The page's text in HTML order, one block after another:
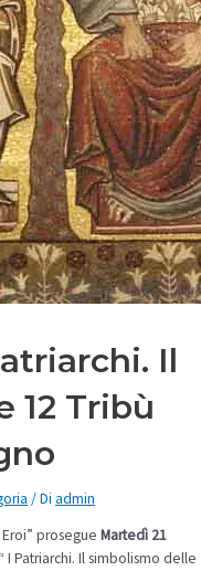
Il
12 Tribù
/ Di admin
prosegue Martedì 21
I Patriarchi. Il simbolismo delle